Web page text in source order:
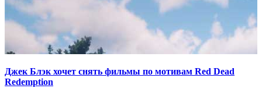
Джек Блэк хочет снять фильмы по мотивам Red Dead
Redemption